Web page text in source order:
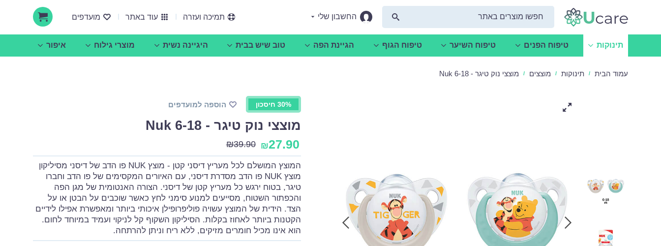
החשבון שלי תמיכה ועזרה עוד באתר מועדפים
תינוקות טיפוח הפנים טיפוח השיער טיפוח הגוף הגיינת הפה טוב שיש בבית היגיינה נשית מוצרי גילוח איפור
עמוד הבית / תינוקות / מוצצים / מוצצי נוק טיגר - Nuk 6-18
30% חיסכון הוספה למועדפים
מוצצי נוק טיגר - Nuk 6-18
₪27.90
₪39.90
המוצץ המושלם לכל מעריץ דיסני קטן - מוצץ NUK פו הדב של דיסני מסיליקון
מוצץ NUK פו הדב מסדרת דיסני, עם האיורים המקסימים של פו הדב וחברו
טיגר, בטוח ירגש כל מעריץ קטן של דיסני. הצורה האנטומית של מגן הפה
והכפתור השטוח, מסייעים למנוע סימני לחץ כאשר שוכבים על הבטן או על
הצד. הידית של המוצץ עשויה פוליפרופילן איכותי ביותר ומאפשרת אפילו לידיים
הקטנות ביותר לאחוז בקלות. הסיליקון השקוף קל לניקוי ועמיד במיוחד לחום.
הוא אינו מכיל חומרים מזיקים, ללא ריח וניתן להרתחה.